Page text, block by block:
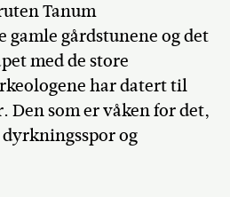
Tanum
gårdstunene og det
med de store
har datert til
Den som er våken for det,
og